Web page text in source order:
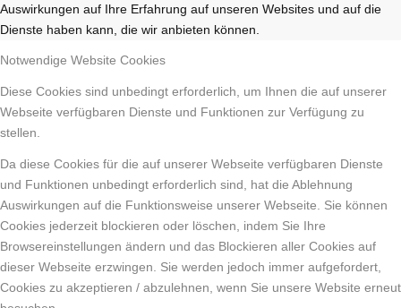
Auswirkungen auf Ihre Erfahrung auf unseren Websites und auf die
Dienste haben kann, die wir anbieten können.
Notwendige Website Cookies
Diese Cookies sind unbedingt erforderlich, um Ihnen die auf unserer
Webseite verfügbaren Dienste und Funktionen zur Verfügung zu
stellen.
Da diese Cookies für die auf unserer Webseite verfügbaren Dienste
und Funktionen unbedingt erforderlich sind, hat die Ablehnung
Auswirkungen auf die Funktionsweise unserer Webseite. Sie können
Cookies jederzeit blockieren oder löschen, indem Sie Ihre
Browsereinstellungen ändern und das Blockieren aller Cookies auf
dieser Webseite erzwingen. Sie werden jedoch immer aufgefordert,
Cookies zu akzeptieren / abzulehnen, wenn Sie unsere Website erneut